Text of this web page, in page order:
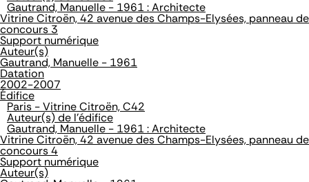
Gautrand, Manuelle - 1961 : Architecte
Vitrine Citroën, 42 avenue des Champs-Elysées, panneau de
concours 3
Support numérique
Auteur(s)
Gautrand, Manuelle - 1961
Datation
2002-2007
Édifice
Paris - Vitrine Citroën, C42
Auteur(s) de l'édifice
Gautrand, Manuelle - 1961 : Architecte
Vitrine Citroën, 42 avenue des Champs-Elysées, panneau de
concours 4
Support numérique
Auteur(s)